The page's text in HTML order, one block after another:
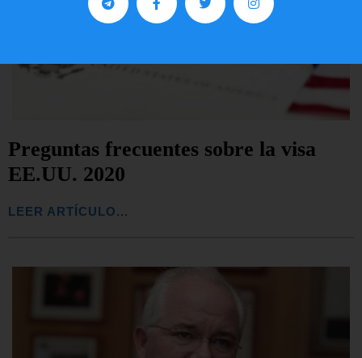
Preguntas frecuentes sobre la visa
EE.UU. 2020
LEER ARTÍCULO...